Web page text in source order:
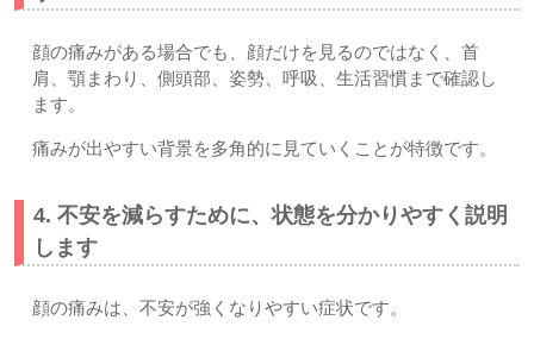
顔の痛みがある場合でも、顔だけを見るのではなく、首
肩、顎まわり、側頭部、姿勢、呼吸、生活習慣まで確認し
ます。
痛みが出やすい背景を多角的に見ていくことが特徴です。
4. 不安を減らすために、状態を分かりやすく説明
します
顔の痛みは、不安が強くなりやすい症状です。